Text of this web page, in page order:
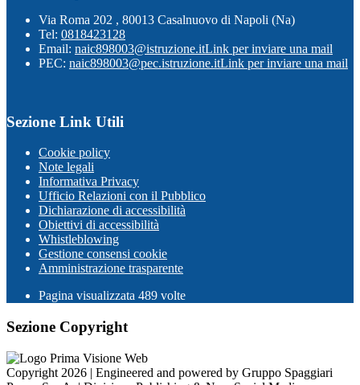
Via Roma 202 , 80013 Casalnuovo di Napoli (Na)
Tel: 0818423128
Email: naic898003@istruzione.itLink per inviare una mail
PEC: naic898003@pec.istruzione.itLink per inviare una mail
Sezione Link Utili
Cookie policy
Note legali
Informativa Privacy
Ufficio Relazioni con il Pubblico
Dichiarazione di accessibilità
Obiettivi di accessibilità
Whistleblowing
Gestione consensi cookie
Amministrazione trasparente
Pagina visualizzata 489 volte
Sezione Copyright
Copyright 2026 | Engineered and powered by Gruppo Spaggiari